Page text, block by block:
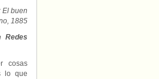
El buen
1885
Redes
cosas
lo que